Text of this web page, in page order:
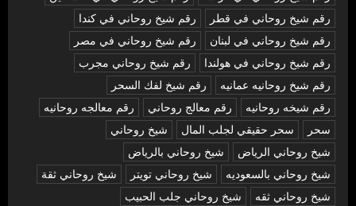
رقم شيخ روحاني في قطر
رقم شيخ روحاني في كندا
رقم شيخ روحاني في لبنان
رقم شيخ روحاني في مصر
رقم شيخ روحاني في هولندا
رقم شيخ روحاني مجرب
رقم شيخ روحانيه عمانيه
رقم شيخ لفك السحر
رقم شيخه روحانيه
رقم معالج روحاني
رقم معالجه روحانيه
سحر
سحر حقيقي لجلب المال
شيخ روحاني
شيخ روحاني الرياض
شيخ روحاني بالرياض
شيخ روحاني بالسعوديه
شيخ روحاني تويتر
شيخ روحاني ثقة
شيخ روحاني ثقه
شيخ روحاني جلب الحبيب